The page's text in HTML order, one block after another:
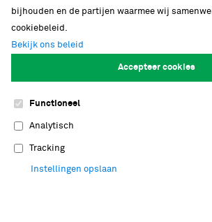
Bij Naturalis werken meer dan
onderzoeksgroepen. Naturalis biedt
wetenschappelijk talent graag de
bijhouden en de partijen waarmee wij
cookiebeleid.
Bekijk ons beleid
Accepteer cookies
Functioneel
Analytisch
Tracking
Instellingen opslaan